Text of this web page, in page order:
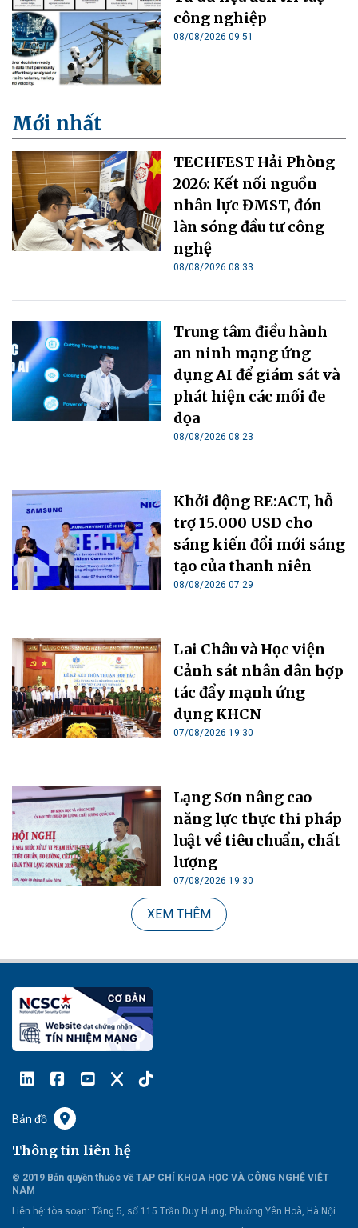
công nghiệp
08/08/2026 09:51
Mới nhất
TECHFEST Hải Phòng
2026: Kết nối nguồn
nhân lực ĐMST, đón
làn sóng đầu tư công
nghệ
08/08/2026 08:33
Trung tâm điều hành
an ninh mạng ứng
dụng AI để giám sát và
phát hiện các mối đe
dọa
08/08/2026 08:23
Khởi động RE:ACT, hỗ
trợ 15.000 USD cho
sáng kiến đổi mới sáng
tạo của thanh niên
08/08/2026 07:29
Lai Châu và Học viện
Cảnh sát nhân dân hợp
tác đẩy mạnh ứng
dụng KHCN
07/08/2026 19:30
Lạng Sơn nâng cao
năng lực thực thi pháp
luật về tiêu chuẩn, chất
lượng
07/08/2026 19:30
XEM THÊM
Bản đồ
Thông tin liên hệ
© 2019 Bản quyền thuộc về TẠP CHÍ KHOA HỌC VÀ CÔNG NGHỆ VIỆT
NAM
Liên hệ: tòa soạn: Tầng 5, số 115 Trần Duy Hưng, Phường Yên Hoà, Hà Nội